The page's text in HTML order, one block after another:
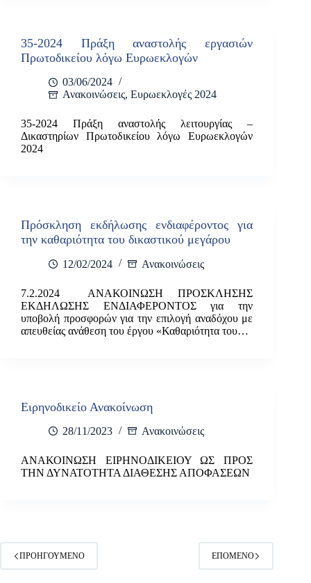
35-2024 Πράξη αναστολής εργασιών
Πρωτοδικείου λόγω Ευρωεκλογών
03/06/2024
Ανακοινώσεις, Ευρωεκλογές 2024
35-2024 Πράξη αναστολής λειτουργίας –
Δικαστηρίων Πρωτοδικείου λόγω Ευρωεκλογών
2024
Πρόσκληση εκδήλωσης ενδιαφέροντος για
την καθαριότητα του δικαστικού μεγάρου
12/02/2024 Ανακοινώσεις
7.2.2024 ΑΝΑΚΟΙΝΩΣΗ ΠΡΟΣΚΛΗΣΗΣ
ΕΚΔΗΛΩΣΗΣ ΕΝΔΙΑΦΕΡΟΝΤΟΣ για την
υποβολή προσφορών για την επιλογή αναδόχου με
απευθείας ανάθεση του έργου «Καθαριότητα του…
Ειρηνοδικείο Ανακοίνωση
28/11/2023 Ανακοινώσεις
ΑΝΑΚΟΙΝΩΣΗ ΕΙΡΗΝΟΔΙΚΕΙΟΥ ΩΣ ΠΡΟΣ
ΤΗΝ ΔΥΝΑΤΟΤΗΤΑ ΔΙΑΘΕΣΗΣ ΑΠΟΦΑΣΕΩΝ
ΠΡΟΗΓΟΎΜΕΝΟ ΕΠΌΜΕΝΟ